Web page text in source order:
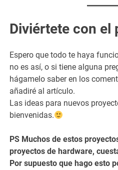
Diviértete con el
Espero que todo te haya
no es así, o si tiene alguna
hágamelo saber en los
añadiré al artículo.
Las ideas para nuevos
bienvenidas.
PS Muchos de estos
proyectos de hardware,
Por supuesto que hago esto